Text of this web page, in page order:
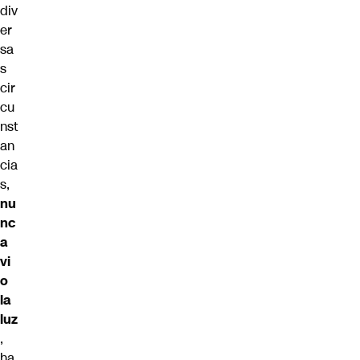
div
er
sa
s
cir
cu
nst
an
cia
s,
nu
nc
a
vi
o
la
luz
,